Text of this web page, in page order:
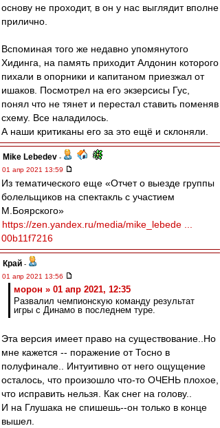
основу не проходит, в он у нас выглядит вполне
прилично.
Вспоминая того же недавно упомянутого
Хидинга, на память приходит Алдонин которого
пихали в опорники и капитаном приезжал от
ишаков. Посмотрел на его экзерсисы Гус,
понял что не тянет и перестал ставить поменяв
схему. Все наладилось.
А наши критиканы его за это ещё и склоняли.
Mike Lebedev -
01 апр 2021 13:59
Из тематического еще «Отчет о выезде группы
болельщиков на спектакль с участием
М.Боярского»
https://zen.yandex.ru/media/mike_lebede ...
00b11f7216
Край -
01 апр 2021 13:56
морон » 01 апр 2021, 12:35
Развалил чемпионскую команду результат
игры с Динамо в последнем туре.
Эта версия имеет право на существование..Но
мне кажется -- поражение от Тосно в
полуфинале.. Интуитивно от него ощущение
осталось, что произошло что-то ОЧЕНЬ плохое,
что исправить нельзя. Как снег на голову..
И на Глушака не спишешь--он только в конце
вышел.